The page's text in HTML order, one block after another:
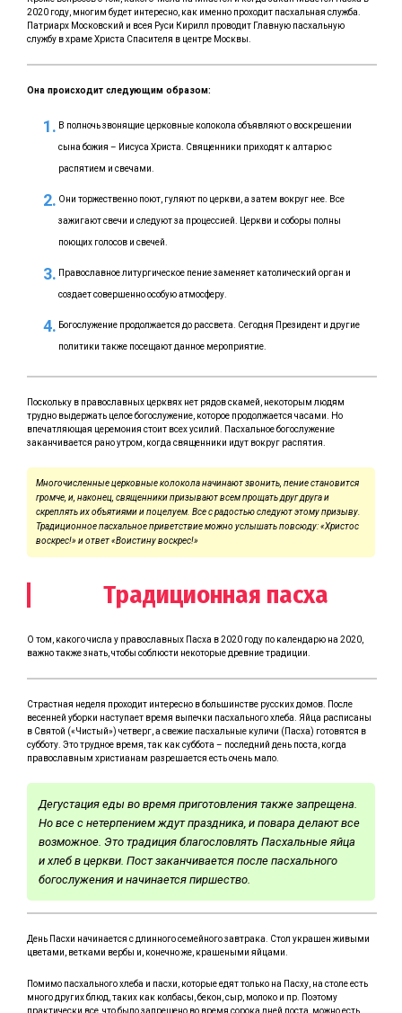
2020 году, многим будет интересно, как именно проходит пасхальная служба.
Патриарх Московский и всея Руси Кирилл проводит Главную пасхальную
службу в храме Христа Спасителя в центре Москвы.
Она происходит следующим образом:
В полночь звонящие церковные колокола объявляют о воскрешении
сына божия – Иисуса Христа. Священники приходят к алтарю с
распятием и свечами.
Они торжественно поют, гуляют по церкви, а затем вокруг нее. Все
зажигают свечи и следуют за процессией. Церкви и соборы полны
поющих голосов и свечей.
Православное литургическое пение заменяет католический орган и
создает совершенно особую атмосферу.
Богослужение продолжается до рассвета. Сегодня Президент и другие
политики также посещают данное мероприятие.
Поскольку в православных церквях нет рядов скамей, некоторым людям
трудно выдержать целое богослужение, которое продолжается часами. Но
впечатляющая церемония стоит всех усилий. Пасхальное богослужение
заканчивается рано утром, когда священники идут вокруг распятия.
Многочисленные церковные колокола начинают звонить, пение становится
громче, и, наконец, священники призывают всем прощать друг друга и
скреплять их объятиями и поцелуем. Все с радостью следуют этому призыву.
Традиционное пасхальное приветствие можно услышать повсюду: «Христос
воскрес!» и ответ «Воистину воскрес!»
Традиционная пасха
О том, какого числа у православных Пасха в 2020 году по календарю на 2020,
важно также знать, чтобы соблюсти некоторые древние традиции.
Страстная неделя проходит интересно в большинстве русских домов. После
весенней уборки наступает время выпечки пасхального хлеба. Яйца расписаны
в Святой («Чистый») четверг, а свежие пасхальные куличи (Пасха) готовятся в
субботу. Это трудное время, так как суббота – последний день поста, когда
православным христианам разрешается есть очень мало.
Дегустация еды во время приготовления также запрещена.
Но все с нетерпением ждут праздника, и повара делают все
возможное. Это традиция благословлять Пасхальные яйца
и хлеб в церкви. Пост заканчивается после пасхального
богослужения и начинается пиршество.
День Пасхи начинается с длинного семейного завтрака. Стол украшен живыми
цветами, ветками вербы и, конечно же, крашеными яйцами.
Помимо пасхального хлеба и пасхи, которые едят только на Пасху, на столе есть
много других блюд, таких как колбасы, бекон, сыр, молоко и пр. Поэтому
практически все, что было запрещено во время сорока дней поста, можно есть.